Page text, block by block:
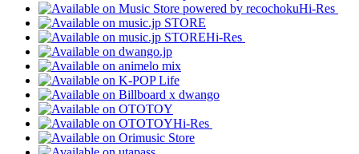
Hi-Res
Hi-Res
Hi-Res